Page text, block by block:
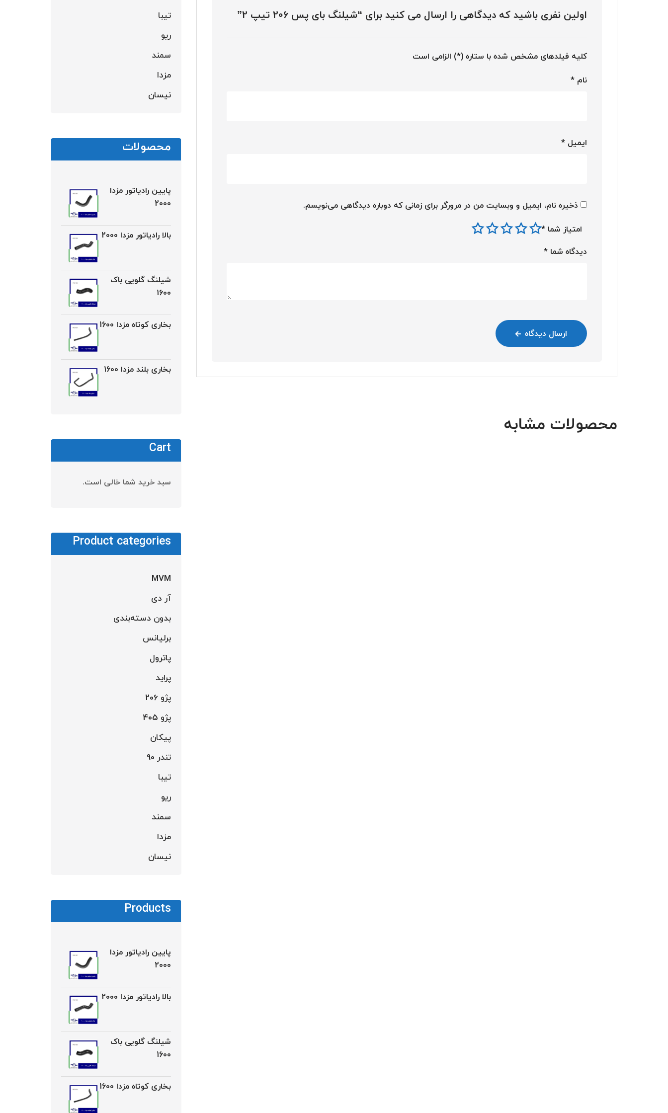
اولین نفری باشید که دیدگاهی را ارسال می کنید برای “شیلنگ بای پس 206 تیپ 2”
کلیه فیلدهای مشخص شده با ستاره (*) الزامی است
نام *
ایمیل *
ذخیره نام، ایمیل و وبسایت من در مرورگر برای زمانی که دوباره دیدگاهی می‌نویسم.
امتیاز شما *
دیدگاه شما *
ارسال دیدگاه
محصولات مشابه
تیبا
ریو
سمند
مزدا
نیسان
محصولات
پایین رادیاتور مزدا
2000
بالا رادیاتور مزدا 2000
شیلنگ گلویی باک
1600
بخاری کوتاه مزدا 1600
بخاری بلند مزدا 1600
Cart
سبد خرید شما خالی است.
Product categories
MVM
آر دی
بدون دسته‌بندی
برلیانس
پاترول
پراید
پژو 206
پژو 405
پیکان
تندر 90
تیبا
ریو
سمند
مزدا
نیسان
Products
پایین رادیاتور مزدا
2000
بالا رادیاتور مزدا 2000
شیلنگ گلویی باک
1600
بخاری کوتاه مزدا 1600